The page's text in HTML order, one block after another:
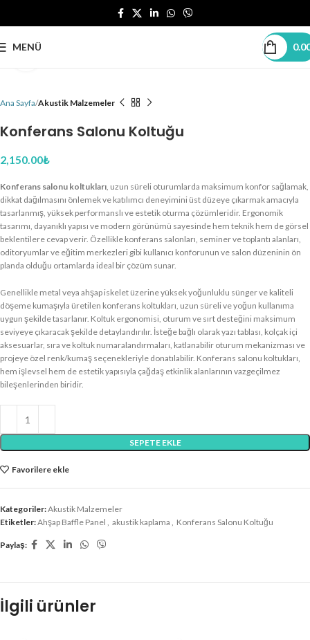
MENÜ
Ana Sayfa Akustik Malzemeler
Konferans Salonu Koltuğu
2,150.00₺
Konferans salonu koltukları, uzun süreli oturumlarda maksimum konfor sağlamak,
dikkat dağılmasını önlemek ve katılımcı deneyimini üst düzeye çıkarmak amacıyla
tasarlanmış, yüksek performanslı ve estetik oturma çözümleridir. Ergonomik
tasarımı, dayanıklı yapısı ve modern görünümü sayesinde hem teknik hem de görsel
beklentilere cevap verir. Özellikle konferans salonları, seminer ve toplantı alanları,
oditoryumlar ve eğitim merkezleri gibi kullanıcı konforunun ve salon düzeninin ön
planda olduğu ortamlarda ideal bir çözüm sunar.
Genellikle metal veya ahşap iskelet üzerine yüksek yoğunluklu sünger ve kaliteli
döşeme kumaşıyla üretilen konferans koltukları, uzun süreli ve yoğun kullanıma
uygun şekilde tasarlanır. Koltuk ergonomisi, oturum ve sırt desteğini maksimum
seviyeye çıkaracak şekilde detaylandırılır. İsteğe bağlı olarak yazı tablası, kolçak içi
aksesuarlar, sıra ve koltuk numaralandırmaları, katlanabilir oturum mekanizması ve
projeye özel renk/kumaş seçenekleriyle donatılabilir. Konferans salonu koltukları,
hem işlevsel hem de estetik yapısıyla çağdaş etkinlik alanlarının vazgeçilmez
bileşenlerinden biridir.
SEPETE EKLE
Favorilere ekle
Kategoriler:Akustik Malzemeler
Etiketler:Ahşap Baffle Panel , akustik kaplama , Konferans Salonu Koltuğu
Paylaş:
İlgili ürünler